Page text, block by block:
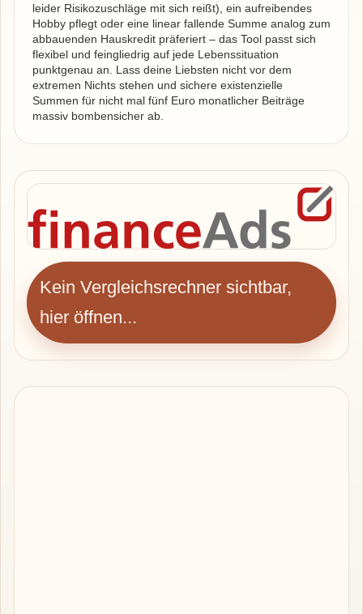
leider Risikozuschläge mit sich reißt), ein aufreibendes
Hobby pflegt oder eine linear fallende Summe analog zum
abbauenden Hauskredit präferiert – das Tool passt sich
flexibel und feingliedrig auf jede Lebenssituation
punktgenau an. Lass deine Liebsten nicht vor dem
extremen Nichts stehen und sichere existenzielle
Summen für nicht mal fünf Euro monatlicher Beiträge
massiv bombensicher ab.
Kein Vergleichsrechner sichtbar,
hier öffnen...